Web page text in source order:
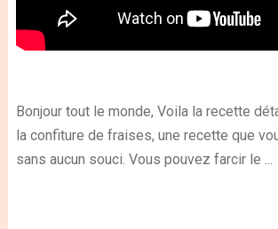
Bonjour tout le monde, Voila la recette
la confiture de fraises, une recette que
sans aucun souci. Vous pouvez farcir le ...